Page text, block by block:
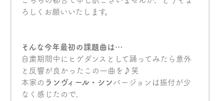
ろしくお願いいたします。
そんな今年最初の課題曲は…
自粛期間中にヒゲダンスとして踊ってみたら意外
と反響が良かったこの一曲を♪笑
本家の ランヴィール・シンバージョンは振付が少
なく感じたので、